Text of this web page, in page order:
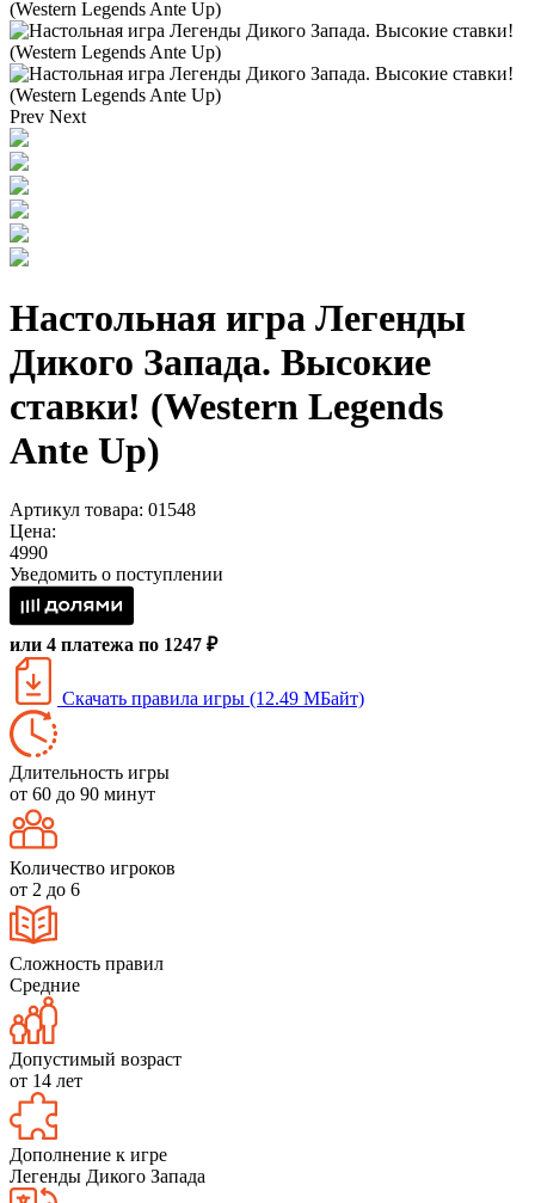
Prev Next
Настольная игра Легенды
Дикого Запада. Высокие
ставки! (Western Legends
Ante Up)
Артикул товара: 01548
Цена:
4990
Уведомить о поступлении
или 4 платежа по 1247 ₽
Скачать правила игры (12.49 МБайт)
Длительность игры
от 60 до 90 минут
Количество игроков
от 2 до 6
Сложность правил
Средние
Допустимый возраст
от 14 лет
Дополнение к игре
Легенды Дикого Запада